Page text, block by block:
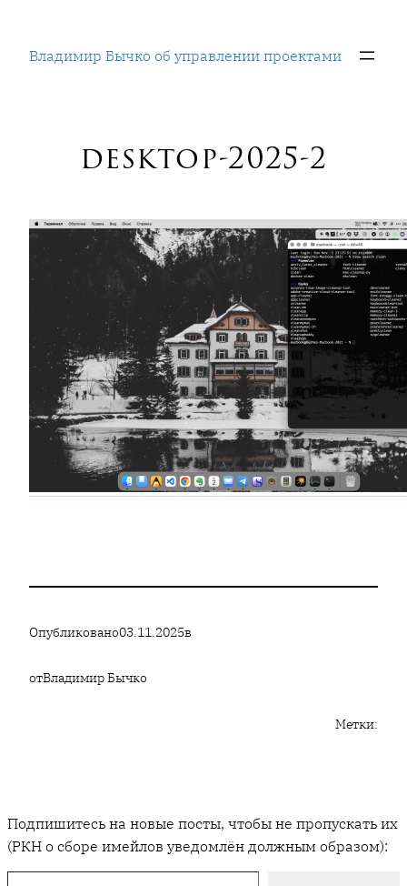
содержимому
Владимир Бычко об управлении проектами
desktop-2025-2
Опубликовано03.11.2025в
отВладимир Бычко
Метки:
Подпишитесь на новые посты, чтобы не пропускать их
(РКН о сборе имейлов уведомлён должным образом):
Введите адрес электронной почты…